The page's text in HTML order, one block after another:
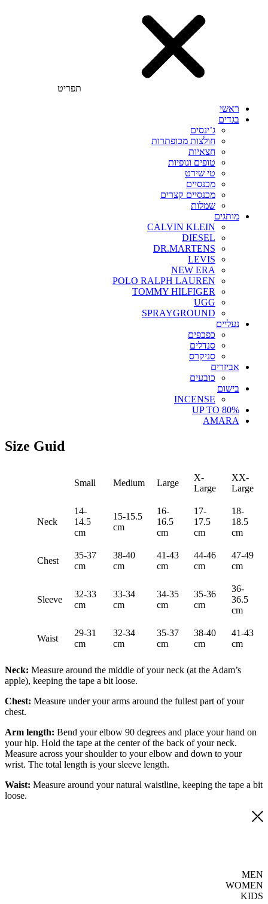
תפריט
ראשי
בגדים
ג’ינסים
חולצות מכופתרות
חצאיות
טופים וגופיות
טי שירט
מכנסיים
מכנסיים קצרים
שמלות
מותגים
CALVIN KLEIN
DIESEL
DR.MARTENS
LEVIS
NEW ERA
POLO RALPH LAUREN
TOMMY HILFIGER
UGG
SPRAYGROUND
נעליים
כפכפים
סנדלים
סניקרס
אביזרים
כובעים
בישום
INCENSE
UP TO 80%
AMARA
Size Guid
Small Medium Large
X-
Large
XX-
Large
Neck
14-
14.5
cm
15-15.5
cm
16-
16.5
cm
17-
17.5
cm
18-
18.5
cm
Chest
35-37
cm
38-40
cm
41-43
cm
44-46
cm
47-49
cm
Sleeve
32-33
cm
33-34
cm
34-35
cm
35-36
cm
36-
36.5
cm
Waist
29-31
cm
32-34
cm
35-37
cm
38-40
cm
41-43
cm
Neck: Measure around the middle of your neck (at the Adam’s
apple), keeping the tape a bit loose.
Chest: Measure under your arms around the fullest part of your
chest.
Arm length: Bend your elbow 90 degrees and place your hand on
your hip. Hold the tape at the center of the back of your neck.
Measure across your shoulder to your elbow and down to your
wrist. The total length is your sleeve length.
Waist: Measure around your natural waistline, keeping the tape a bit
loose.
MEN
WOMEN
KIDS